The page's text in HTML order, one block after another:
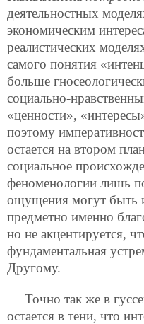
деятельностных
экономическим
реалистических
самого понятия
больше
социально-
«ценности»,
поэтому
остается на втором
социальное
феноменологии лишь
ощущения могут быть
предметно именно
но не акцентируется,
фундаментальная
Другому.
Точно так же в
остается в тени, что